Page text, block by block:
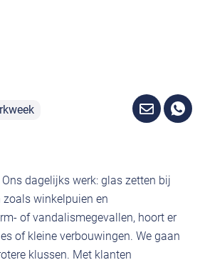
dagelijks werk: glas zetten bij
winkelpuien en
of vandalismegevallen, hoort er
of kleine verbouwingen. We gaan
klussen. Met klanten